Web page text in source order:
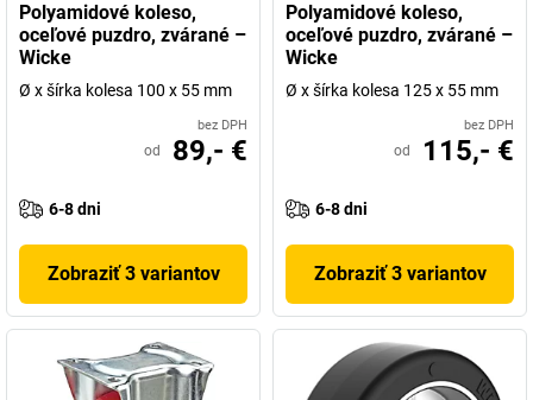
Polyamidové koleso,
oceľové puzdro, zvárané –
Wicke
Ø x šírka kolesa 100 x 55 mm
bez DPH
od 89,- €
6-8 dni
Zobraziť 3 variantov
Polyamidové koleso,
oceľové puzdro, zvárané –
Wicke
Ø x šírka kolesa 125 x 55 mm
bez DPH
od 115,- €
6-8 dni
Zobraziť 3 variantov